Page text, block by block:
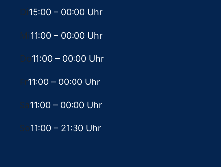
Di15:00 – 00:00 Uhr
Mi11:00 – 00:00 Uhr
Do11:00 – 00:00 Uhr
Fr11:00 – 00:00 Uhr
Sa11:00 – 00:00 Uhr
So11:00 – 21:30 Uhr